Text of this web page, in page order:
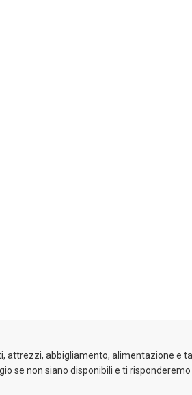
attrezzi, abbigliamento, alimentazione e
se non siano disponibili e ti risponderemo